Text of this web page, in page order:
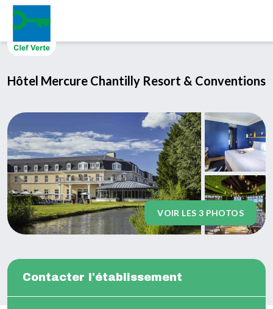
Hôtel Mercure Chantilly Resort & Conventions
VOIR LES 3 PHOTOS
Contacter l'établissement